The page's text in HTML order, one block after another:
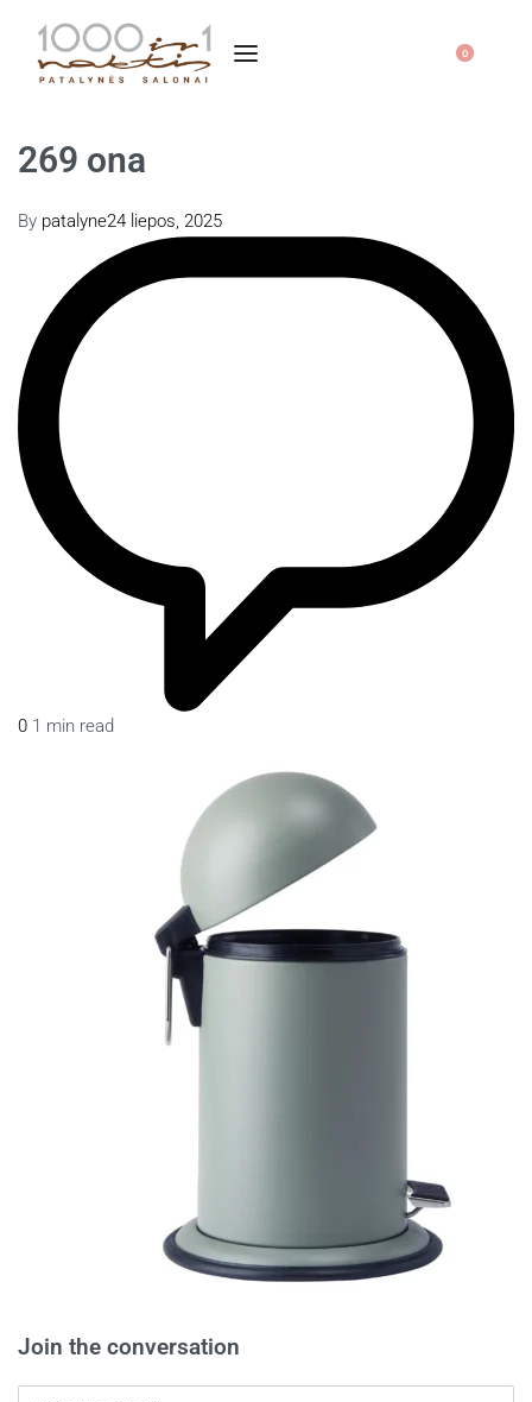
0
269 ona
By patalyne24 liepos, 2025
0 1 min read
Join the conversation